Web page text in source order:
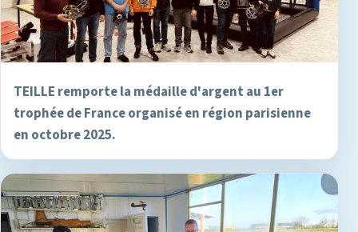
TEILLE remporte la médaille d'argent au 1er
trophée de France organisé en région parisienne
en octobre 2025.